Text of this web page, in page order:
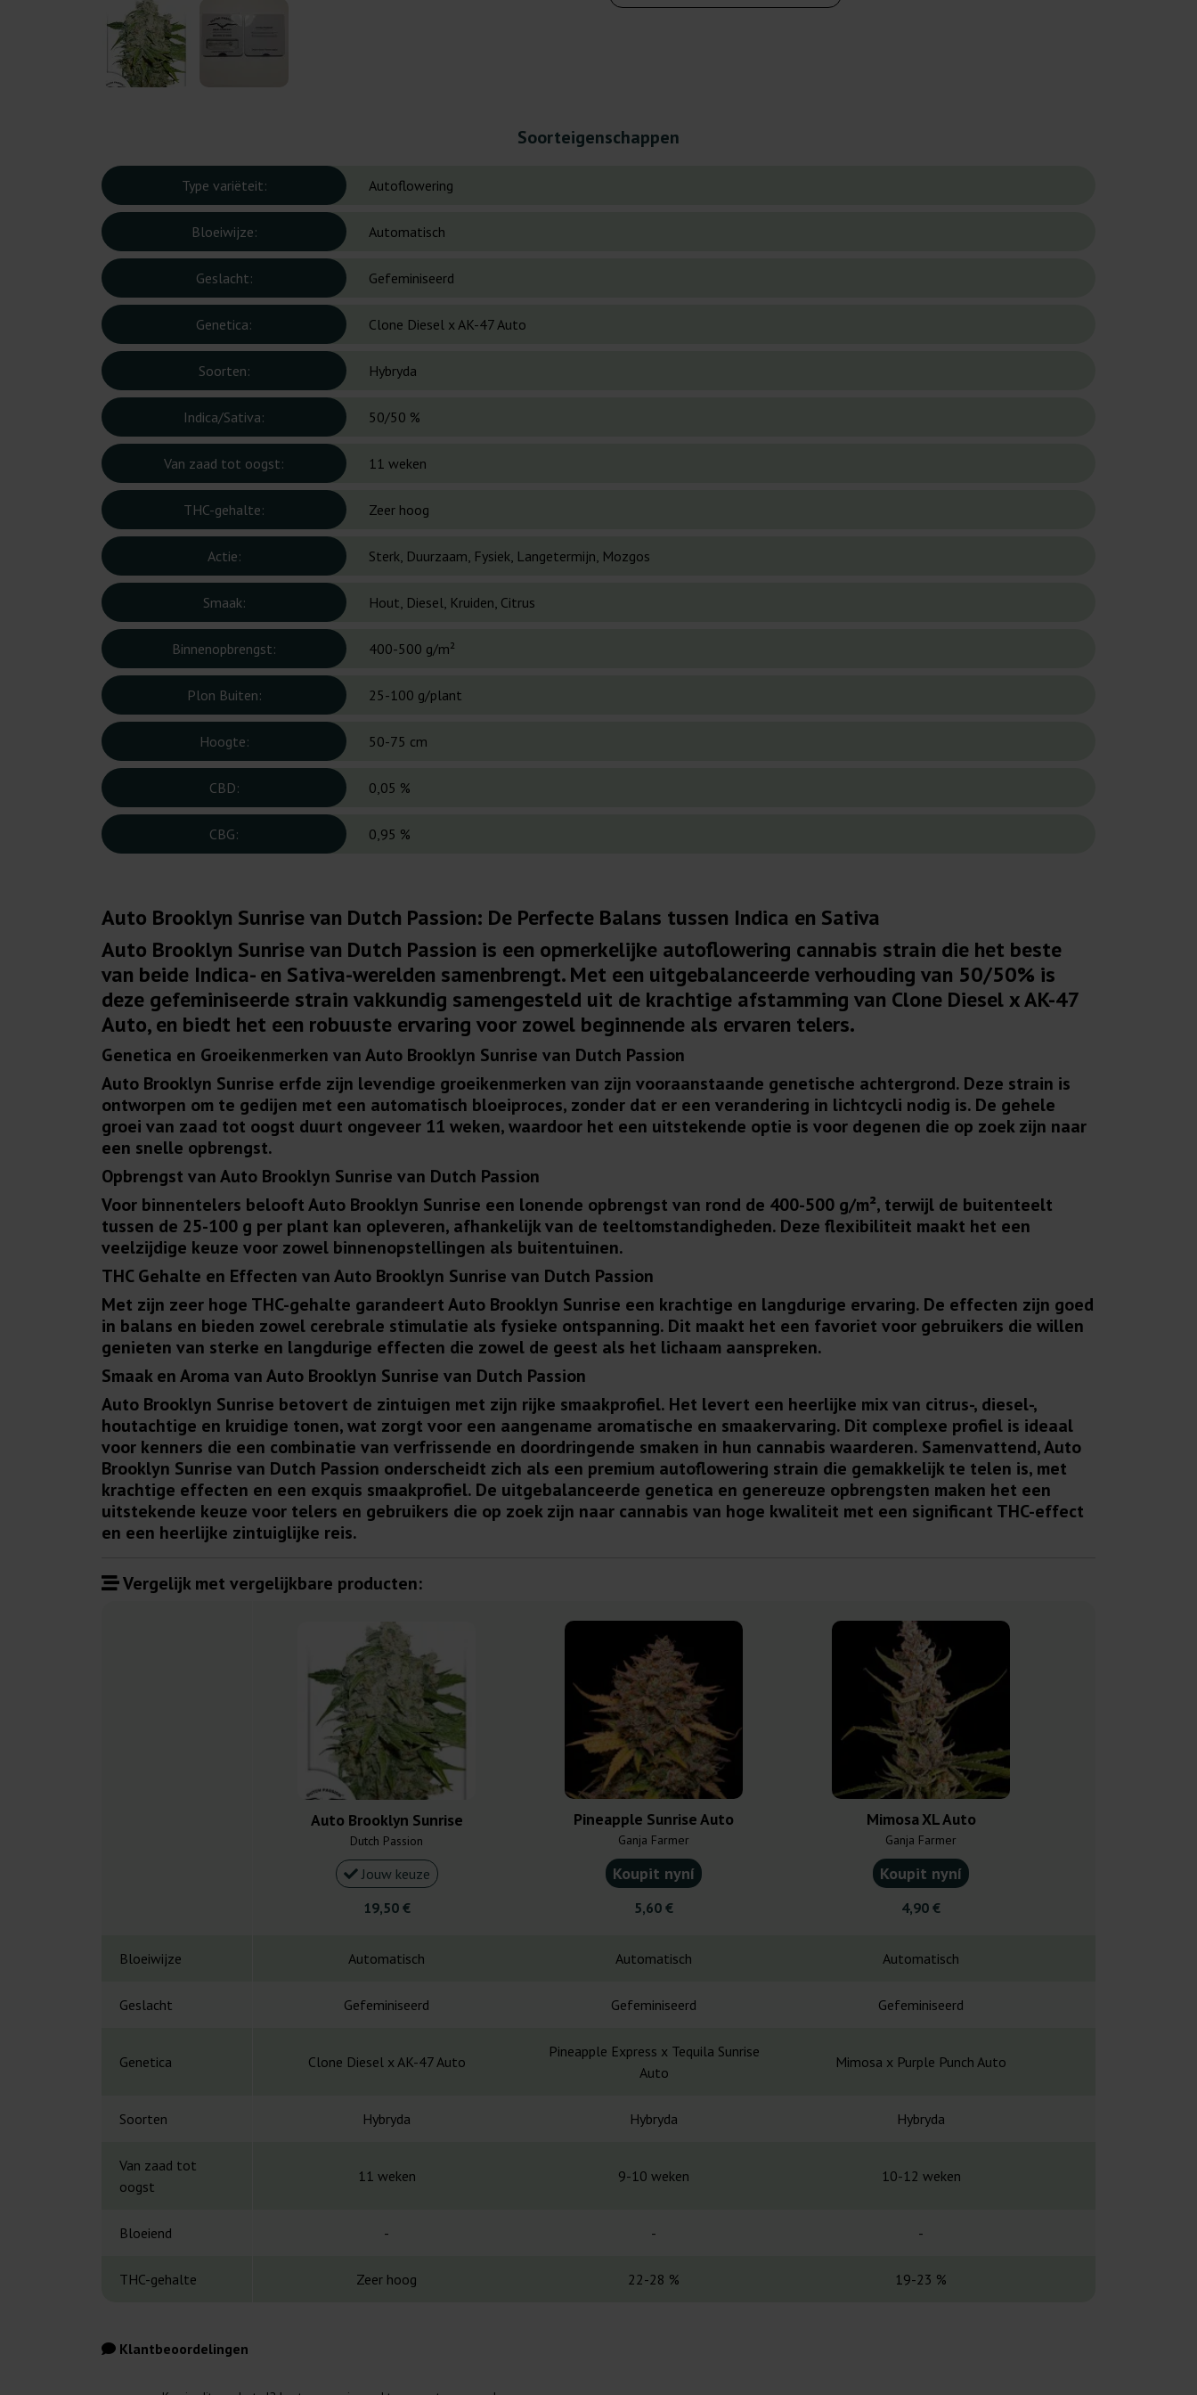
Soorteigenschappen
Type variëteit: Autoflowering
Bloeiwijze: Automatisch
Geslacht: Gefeminiseerd
Genetica: Clone Diesel x AK-47 Auto
Soorten: Hybryda
Indica/Sativa: 50/50 %
Van zaad tot oogst: 11 weken
THC-gehalte: Zeer hoog
Actie: Sterk, Duurzaam, Fysiek, Langetermijn, Mozgos
Smaak: Hout, Diesel, Kruiden, Citrus
Binnenopbrengst: 400-500 g/m²
Plon Buiten: 25-100 g/plant
Hoogte: 50-75 cm
CBD: 0,05 %
CBG: 0,95 %
Auto Brooklyn Sunrise van Dutch Passion: De Perfecte Balans tussen Indica en Sativa
Auto Brooklyn Sunrise van Dutch Passion is een opmerkelijke autoflowering cannabis strain die het beste
van beide Indica- en Sativa-werelden samenbrengt. Met een uitgebalanceerde verhouding van 50/50% is
deze gefeminiseerde strain vakkundig samengesteld uit de krachtige afstamming van Clone Diesel x AK-47
Auto, en biedt het een robuuste ervaring voor zowel beginnende als ervaren telers.
Genetica en Groeikenmerken van Auto Brooklyn Sunrise van Dutch Passion
Auto Brooklyn Sunrise erfde zijn levendige groeikenmerken van zijn vooraanstaande genetische achtergrond. Deze strain is
ontworpen om te gedijen met een automatisch bloeiproces, zonder dat er een verandering in lichtcycli nodig is. De gehele
groei van zaad tot oogst duurt ongeveer 11 weken, waardoor het een uitstekende optie is voor degenen die op zoek zijn naar
een snelle opbrengst.
Opbrengst van Auto Brooklyn Sunrise van Dutch Passion
Voor binnentelers belooft Auto Brooklyn Sunrise een lonende opbrengst van rond de 400-500 g/m², terwijl de buitenteelt
tussen de 25-100 g per plant kan opleveren, afhankelijk van de teeltomstandigheden. Deze flexibiliteit maakt het een
veelzijdige keuze voor zowel binnenopstellingen als buitentuinen.
THC Gehalte en Effecten van Auto Brooklyn Sunrise van Dutch Passion
Met zijn zeer hoge THC-gehalte garandeert Auto Brooklyn Sunrise een krachtige en langdurige ervaring. De effecten zijn goed
in balans en bieden zowel cerebrale stimulatie als fysieke ontspanning. Dit maakt het een favoriet voor gebruikers die willen
genieten van sterke en langdurige effecten die zowel de geest als het lichaam aanspreken.
Smaak en Aroma van Auto Brooklyn Sunrise van Dutch Passion
Auto Brooklyn Sunrise betovert de zintuigen met zijn rijke smaakprofiel. Het levert een heerlijke mix van citrus-, diesel-,
houtachtige en kruidige tonen, wat zorgt voor een aangename aromatische en smaakervaring. Dit complexe profiel is ideaal
voor kenners die een combinatie van verfrissende en doordringende smaken in hun cannabis waarderen. Samenvattend, Auto
Brooklyn Sunrise van Dutch Passion onderscheidt zich als een premium autoflowering strain die gemakkelijk te telen is, met
krachtige effecten en een exquis smaakprofiel. De uitgebalanceerde genetica en genereuze opbrengsten maken het een
uitstekende keuze voor telers en gebruikers die op zoek zijn naar cannabis van hoge kwaliteit met een significant THC-effect
en een heerlijke zintuiglijke reis.
Vergelijk met vergelijkbare producten:
Auto Brooklyn Sunrise
Dutch Passion
Jouw keuze
19,50 €
Pineapple Sunrise Auto
Ganja Farmer
Koupit nyní
5,60 €
Mimosa XL Auto
Ganja Farmer
Koupit nyní
4,90 €
Bloeiwijze Automatisch Automatisch Automatisch
Geslacht Gefeminiseerd Gefeminiseerd Gefeminiseerd
Genetica Clone Diesel x AK-47 Auto
Pineapple Express x Tequila Sunrise
Auto
Mimosa x Purple Punch Auto
Soorten Hybryda Hybryda Hybryda
Van zaad tot
oogst
11 weken 9-10 weken 10-12 weken
Bloeiend - - -
THC-gehalte Zeer hoog 22-28 % 19-23 %
Klantbeoordelingen